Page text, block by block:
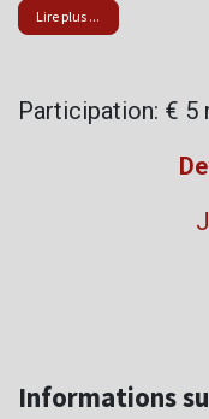
Lire plus ...
Participation: € 5
Informations